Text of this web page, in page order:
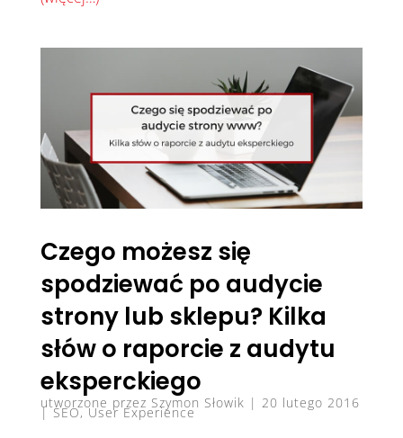
Czego możesz się
spodziewać po audycie
strony lub sklepu? Kilka
słów o raporcie z audytu
eksperckiego
utworzone przez Szymon Słowik | 20 lutego 2016
|SEO,User Experience